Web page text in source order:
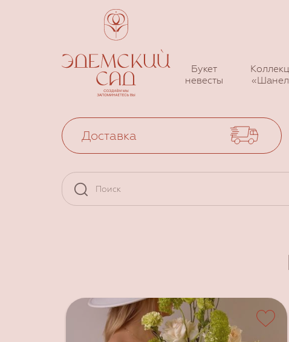
Букет
невесты
Доставка
Размер букета M L XL